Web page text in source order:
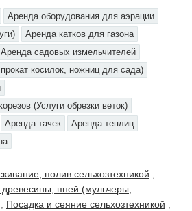
Аренда оборудования для аэрации
Аренда катков для газона
Аренда садовых измельчителей
косилок, ножниц для сада)
(Услуги обрезки веток)
Аренда тачек
Аренда теплиц
полив сельхозтехникой
пней (мульчеры,
Посадка и сеяние сельхозтехникой